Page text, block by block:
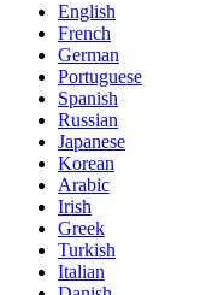
English
French
German
Portuguese
Spanish
Russian
Japanese
Korean
Arabic
Irish
Greek
Turkish
Italian